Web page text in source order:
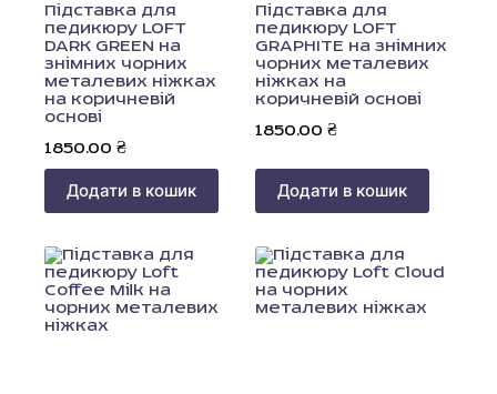
Підставка для
педикюру LOFT
DARK GREEN на
знімних чорних
металевих ніжках
на коричневій
основі
1850.00 ₴
Додати в кошик
Підставка для
педикюру LOFT
GRAPHITE на знімних
чорних металевих
ніжках на
коричневій основі
1850.00 ₴
Додати в кошик